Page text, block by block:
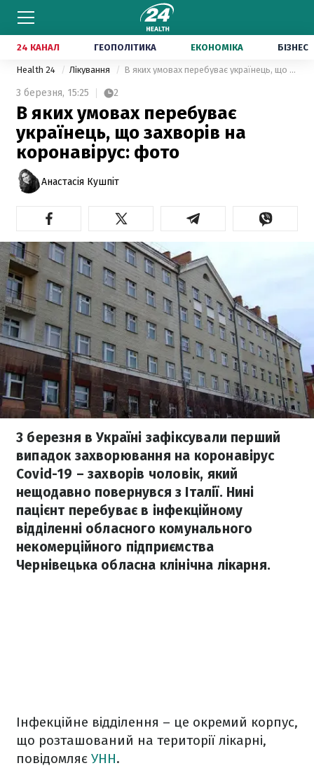
24 КАНАЛ ГЕОПОЛІТИКА ЕКОНОМІКА БІЗНЕС
Health 24 Лікування В яких умовах перебуває українець, що захворів на коронавірус: фото
3 березня, 15:25 2
В яких умовах перебуває
українець, що захворів на
коронавірус: фото
Анастасія Кушпіт
3 березня в Україні зафіксували перший
випадок захворювання на коронавірус
Covid-19 – захворів чоловік, який
нещодавно повернувся з Італії. Нині
пацієнт перебуває в інфекційному
відділенні обласного комунального
некомерційного підприємства
Чернівецька обласна клінічна лікарня.
Інфекційне відділення – це окремий корпус,
що розташований на території лікарні,
повідомляє УНН.